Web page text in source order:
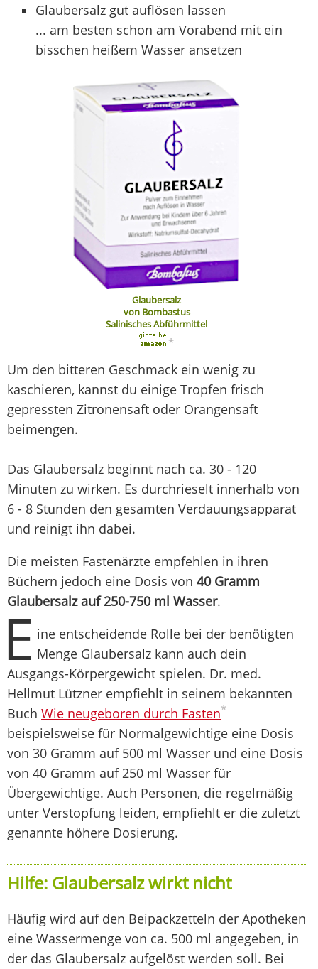
Glaubersalz gut auflösen lassen
... am besten schon am Vorabend mit ein
bisschen heißem Wasser ansetzen
Glaubersalz
von Bombastus
Salinisches Abführmittel
*
Um den bitteren Geschmack ein wenig zu
kaschieren, kannst du einige Tropfen frisch
gepressten Zitronensaft oder Orangensaft
beimengen.
Das Glaubersalz beginnt nach ca. 30 - 120
Minuten zu wirken. Es durchrieselt innerhalb von
6 - 8 Stunden den gesamten Verdauungsapparat
und reinigt ihn dabei.
Die meisten Fastenärzte empfehlen in ihren
Büchern jedoch eine Dosis von 40 Gramm
Glaubersalz auf 250-750 ml Wasser.
E ine entscheidende Rolle bei der benötigten
Menge Glaubersalz kann auch dein
Ausgangs-Körpergewicht spielen. Dr. med.
Hellmut Lützner empfiehlt in seinem bekannten
Buch Wie neugeboren durch Fasten*
beispielsweise für Normalgewichtige eine Dosis
von 30 Gramm auf 500 ml Wasser und eine Dosis
von 40 Gramm auf 250 ml Wasser für
Übergewichtige. Auch Personen, die regelmäßig
unter Verstopfung leiden, empfiehlt er die zuletzt
genannte höhere Dosierung.
Hilfe: Glaubersalz wirkt nicht
Häufig wird auf den Beipackzetteln der Apotheken
eine Wassermenge von ca. 500 ml angegeben, in
der das Glaubersalz aufgelöst werden soll. Bei